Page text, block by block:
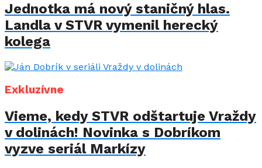
Jednotka má nový staničný hlas.
Landla v STVR vymenil herecký
kolega
Exkluzívne
Vieme, kedy STVR odštartuje Vraždy
v dolinách! Novinka s Dobríkom
vyzve seriál Markízy